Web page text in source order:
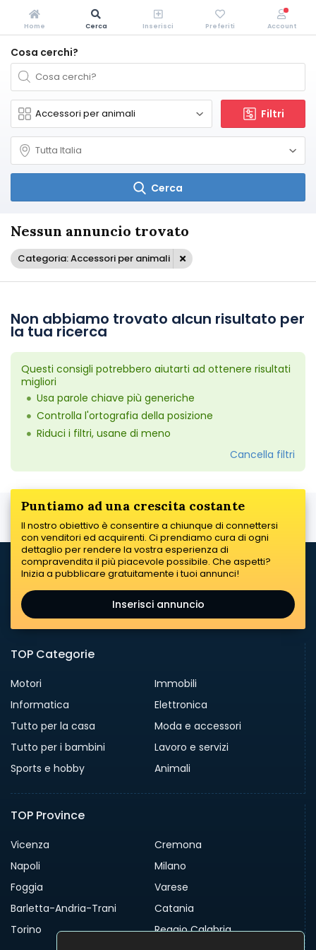
Cosa cerchi?
Filtri
Cerca
Nessun annuncio trovato
Categoria: Accessori per animali
Non abbiamo trovato alcun risultato per
la tua ricerca
Questi consigli potrebbero aiutarti ad ottenere risultati
migliori
Usa parole chiave più generiche
Controlla l'ortografia della posizione
Riduci i filtri, usane di meno
Cancella filtri
Puntiamo ad una crescita costante
Il nostro obiettivo è consentire a chiunque di connettersi
con venditori ed acquirenti. Ci prendiamo cura di ogni
dettaglio per rendere la vostra esperienza di
compravendita il più piacevole possibile. Che aspetti?
Inizia a pubblicare gratuitamente i tuoi annunci!
Inserisci annuncio
TOP Categorie
Motori
Immobili
Informatica
Elettronica
Tutto per la casa
Moda e accessori
Tutto per i bambini
Lavoro e servizi
Sports e hobby
Animali
TOP Province
Vicenza
Cremona
Napoli
Milano
Foggia
Varese
Barletta-Andria-Trani
Catania
Torino
Reggio Calabria
Home Cerca Inserisci Preferiti Account